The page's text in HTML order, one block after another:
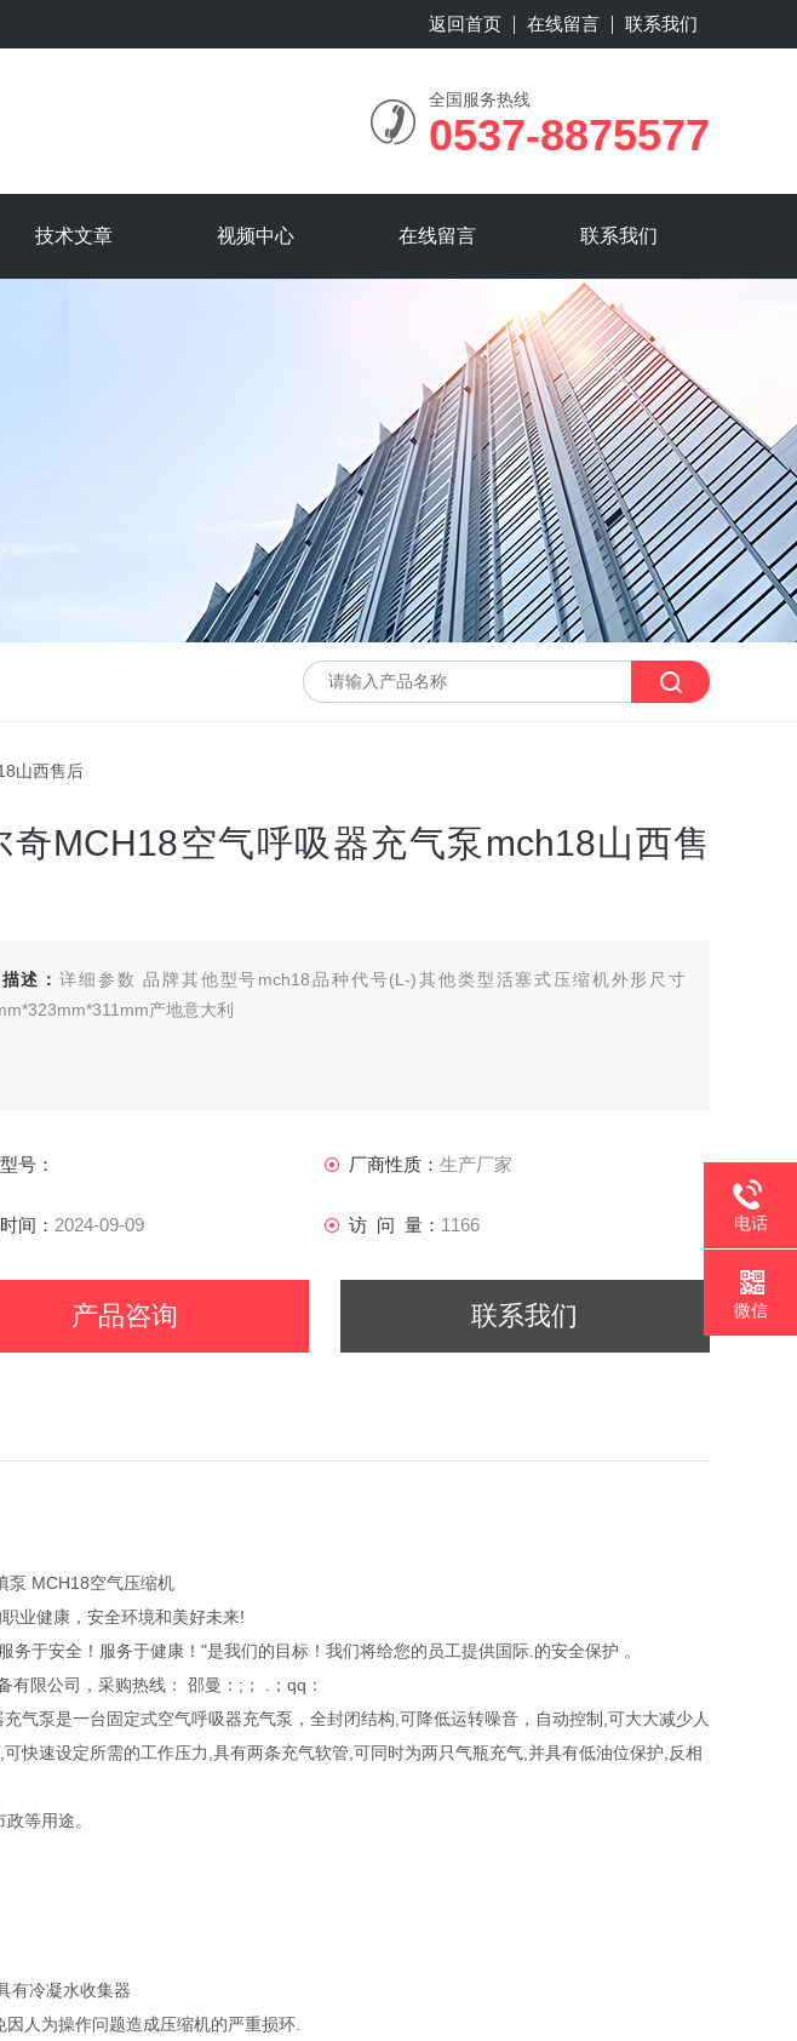
返回首页 在线留言 联系我们
全国服务热线
0537-8875577
技术文章 视频中心 在线留言 联系我们
山西售后
奇MCH18空气呼吸器充气泵mch18山西售
述：详细参数 品牌其他型号mch18品种代号(L-)其他类型活塞式压缩机外形尺寸
产地意大利
号： 厂商性质： 生产厂家
间： 2024-09-09 访 问 量： 1166
产品咨询 联系我们
泵 MCH18空气压缩机
业健康，安全环境和美好未来!
务于安全！服务于健康！"是我们的目标！我们将给您的员工提供国际.的安全保护 。
限公司，采购热线： 邵曼：;； .；qq：
气泵是一台固定式空气呼吸器充气泵，全封闭结构,可降低运转噪音，自动控制,可大大减少人
快速设定所需的工作压力,具有两条充气软管,可同时为两只气瓶充气,并具有低油位保护,反相
等用途。
有冷凝水收集器
人为操作问题造成压缩机的严重损环.
电话
微信